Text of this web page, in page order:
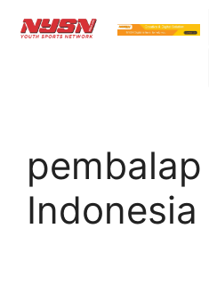
Indonesia